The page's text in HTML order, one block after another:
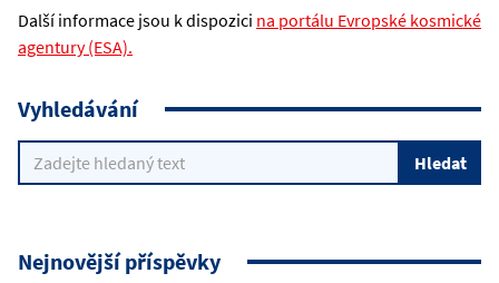
Další informace jsou k dispozici na portálu Evropské kosmické
agentury (ESA).
Vyhledávání
Nejnovější příspěvky